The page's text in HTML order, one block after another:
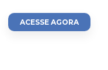
ACESSE AGORA